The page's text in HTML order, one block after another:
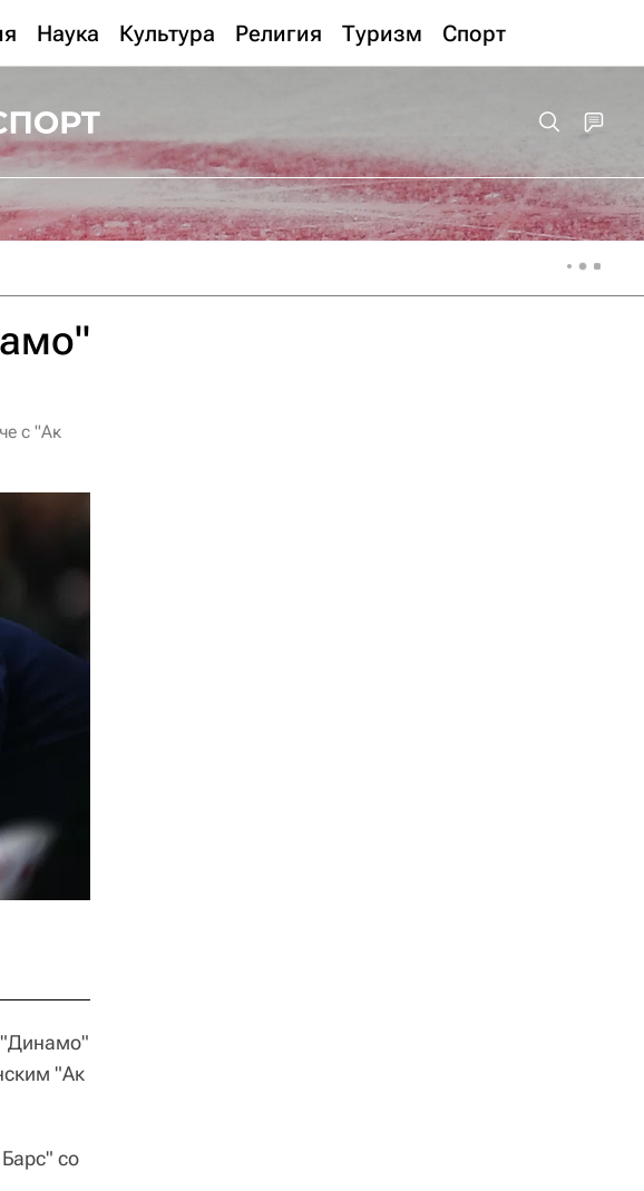
Наука Культура Религия Туризм Спорт
с "Ак
"Динамо"
"Ак
со